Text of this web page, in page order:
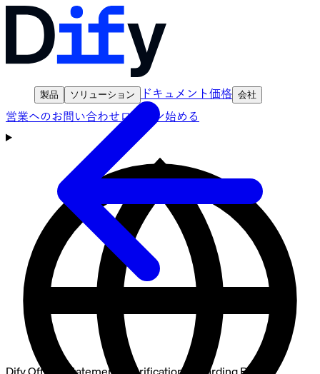
製品 ソリューション ドキュメント価格 会社
営業へのお問い合わせログイン始める